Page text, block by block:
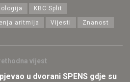
KBC Split
aritmija Vijesti Znanost
vijest
u dvorani SPENS gdje su